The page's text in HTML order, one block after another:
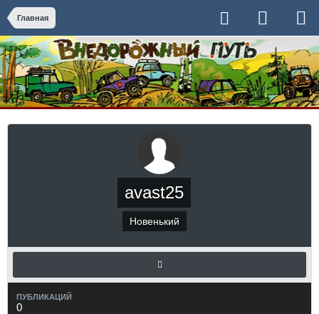
Главная
avast25
Новенький
ПУБЛИКАЦИЙ
0